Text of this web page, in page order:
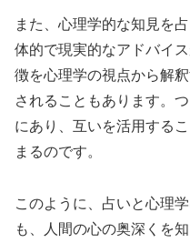
また、心理学的な知見を
体的で現実的なアドバイ
徴を心理学の視点から解
されることもあります。
にあり、互いを活用する
まるのです。
このように、占いと心理
も、人間の心の奥深くを